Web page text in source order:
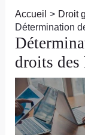
Accueil
Droit
Détermination
droits des